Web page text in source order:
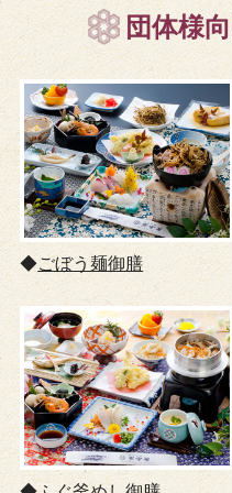
団体様
◆ごぼう麺御膳